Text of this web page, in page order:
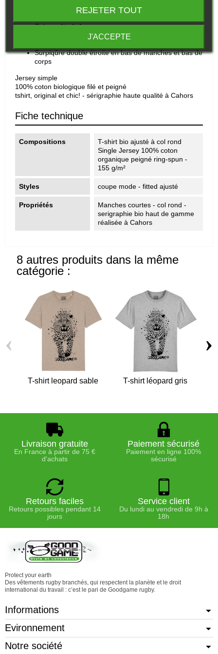
Col en côte 1x1
Bande de propreté intérieur col dans la matière
Surpiqûre double étroite en bas de manches et bas de
corps
Jersey simple
100% coton biologique filé et peigné
tshirt, original et chic! - sérigraphie haute qualité à Cahors
Fiche technique
Compositions
T-shirt bio ajusté à col rond
Single Jersey 100% coton
organique peigné ring-spun -
155 g/m²
Styles coupe mode - fitted ajusté
Propriétés
Manches courtes - col rond -
serigraphie bio haut de gamme
réalisée à Cahors
8 autres produits dans la même
catégorie :
T-shirt leopard sable T-shirt léopard gris
‹ ›
Livraison gratuite
En France à partir de 75 €
d'achats
Paiement sécurisé
Paiement en ligne 100%
sécurisé
Retours faciles
Retours possibles pendant 14
jours
Service client
Du lundi au vendredi de 9h à
18h
Protect your earth
Des vêtements rugby branchés, qui respectent la planète et le droit
international du travail : c’est le pari de Goodgame rugby.
Informations
Evironnement
Notre société
REJETER TOUT
J'ACCEPTE